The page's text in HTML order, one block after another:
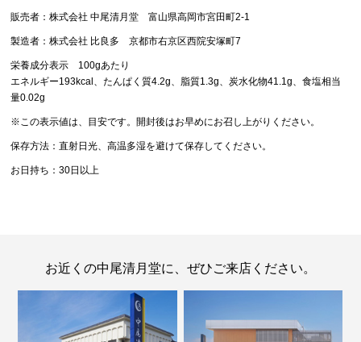
販売者：株式会社 中尾清月堂 富山県高岡市宮田町2-1
製造者：株式会社 比良多 京都市右京区西院安塚町7
栄養成分表示 100gあたり
エネルギー193kcal、たんぱく質4.2g、脂質1.3g、炭水化物41.1g、食塩相当
量0.02g
※この表示値は、目安です。開封後はお早めにお召し上がりください。
保存方法：直射日光、高温多湿を避けて保存してください。
お日持ち：30日以上
お近くの中尾清月堂に、ぜひご来店ください。